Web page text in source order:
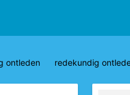
ontleden redekundig